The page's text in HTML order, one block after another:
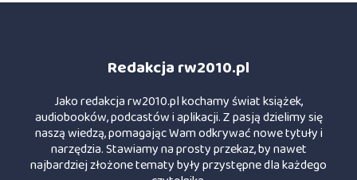
Redakcja rw2010.pl
Jako redakcja rw2010.pl kochamy świat książek,
audiobooków, podcastów i aplikacji. Z pasją dzielimy się
naszą wiedzą, pomagając Wam odkrywać nowe tytuły i
narzędzia. Stawiamy na prosty przekaz, by nawet
najbardziej złożone tematy były przystępne dla każdego